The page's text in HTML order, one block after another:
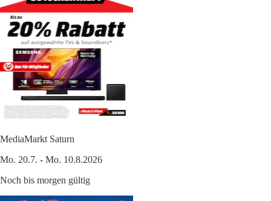
MediaMarkt Saturn
Mo. 20.7. - Mo. 10.8.2026
Noch bis morgen gültig